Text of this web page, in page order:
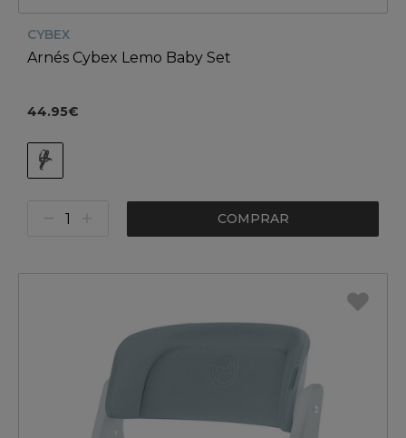
CYBEX
Arnés Cybex Lemo Baby Set
44.95€
COMPRAR